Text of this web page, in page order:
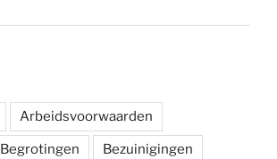
Arbeidsvoorwaarden
Begrotingen Bezuinigingen